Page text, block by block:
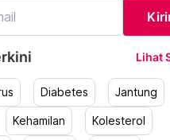
Lihat
Diabetes Jantung
Kehamilan Kolesterol